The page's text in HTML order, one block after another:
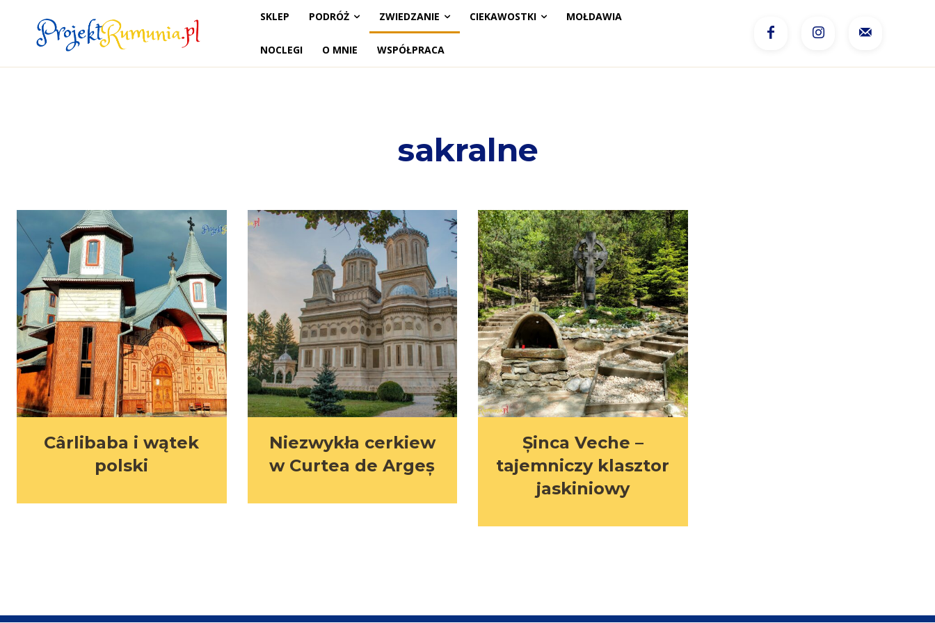
SKLEP PODRÓŻ ZWIEDZANIE CIEKAWOSTKI MOŁDAWIA
NOCLEGI O MNIE WSPÓŁPRACA
sakralne
Cârlibaba i wątek
polski
Niezwykła cerkiew
w Curtea de Argeș
Șinca Veche –
tajemniczy klasztor
jaskiniowy